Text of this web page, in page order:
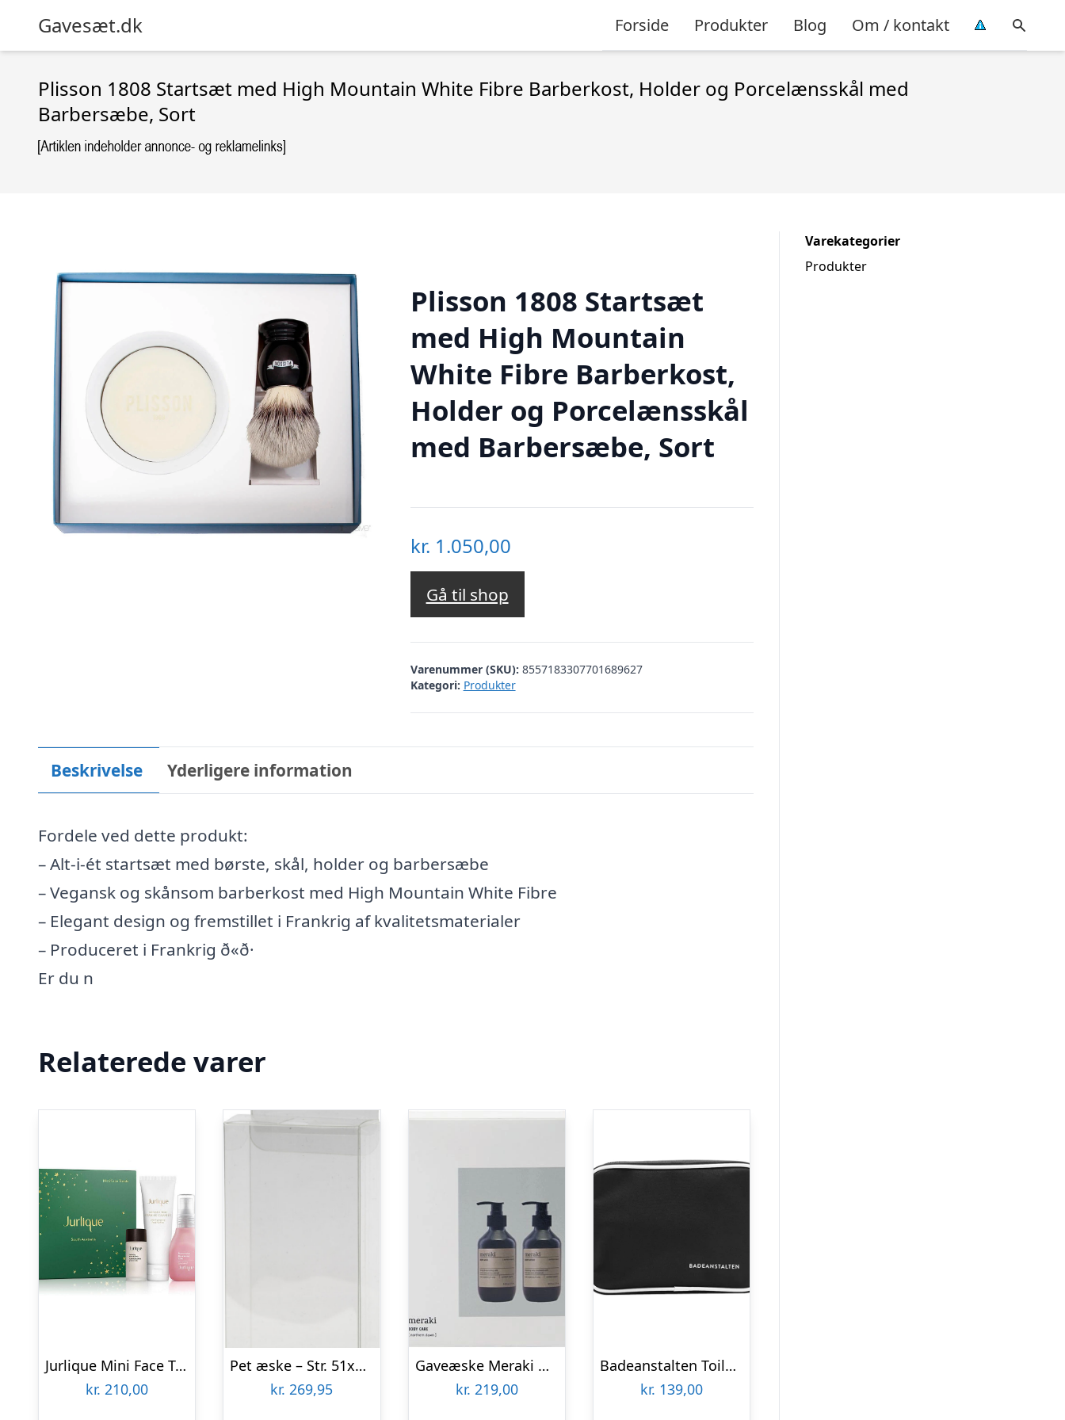
Gavesæt.dk Forside Produkter Blog Om / kontakt
Plisson 1808 Startsæt med High Mountain White Fibre Barberkost, Holder og Porcelænsskål med
Barbersæbe, Sort
Plisson 1808 Startsæt
med High Mountain
White Fibre Barberkost,
Holder og Porcelænsskål
med Barbersæbe, Sort
kr. 1.050,00
Gå til shop
Varenummer (SKU): 8557183307701689627
Kategori: Produkter
Beskrivelse Yderligere information
Fordele ved dette produkt:
– Alt-i-ét startsæt med børste, skål, holder og barbersæbe
– Vegansk og skånsom barberkost med High Mountain White Fibre
– Elegant design og fremstillet i Frankrig af kvalitetsmaterialer
– Produceret i Frankrig ð«ð·
Er du n
Relaterede varer
Jurlique Mini Face Treats Gavesæt
kr. 210,00
Pet æske – Str. 51x100x26 Mm – 100stk.
kr. 269,95
Gaveæske Meraki Northern Dawn gavepakke – Økologisk bodywash & bodylotion, 16,4×13,1×6,6 cm, hvid/sort/grå
kr. 219,00
Badeanstalten Toilettaske
kr. 139,00
Varekategorier
Produkter